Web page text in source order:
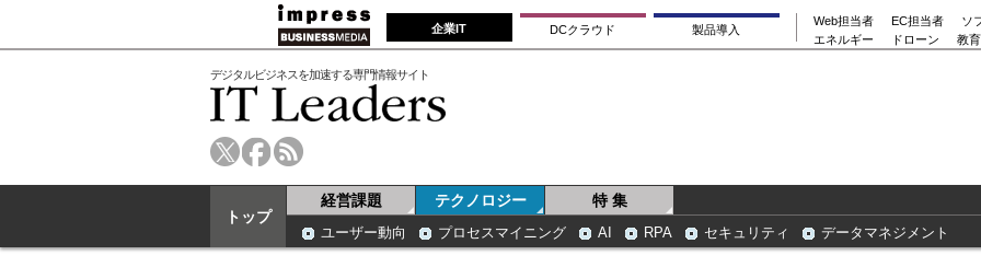
企業IT DCクラウド 製品導入
Web担当者 EC担当者
ソ
エネルギー
ドローン 教
デジタルビジネスを加速する専門情報サイト
トップ
経営課題 テクノロジー 特 集
ユーザー動向 プロセスマイニング AI RPA セキュリティ データマネジメント